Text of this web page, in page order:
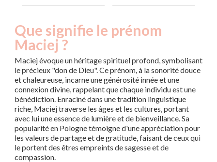
Que signifie le prénom
Maciej ?
Maciej évoque un héritage spirituel profond, symbolisant
le précieux "don de Dieu". Ce prénom, à la sonorité douce
et chaleureuse, incarne une générosité innée et une
connexion divine, rappelant que chaque individu est une
bénédiction. Enraciné dans une tradition linguistique
riche, Maciej traverse les âges et les cultures, portant
avec lui une essence de lumière et de bienveillance. Sa
popularité en Pologne témoigne d'une appréciation pour
les valeurs de partage et de gratitude, faisant de ceux qui
le portent des êtres empreints de sagesse et de
compassion.